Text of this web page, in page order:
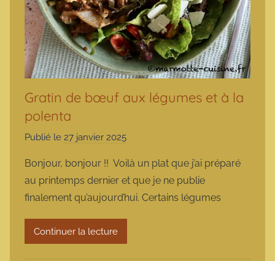
Gratin de bœuf aux légumes et à la
polenta
Publié le 27 janvier 2025
r
m
a
r
Bonjour, bonjour !! Voilà un plat que j’ai préparé
au printemps dernier et que je ne publie
finalement qu’aujourd’hui. Certains légumes
Continuer la lecture